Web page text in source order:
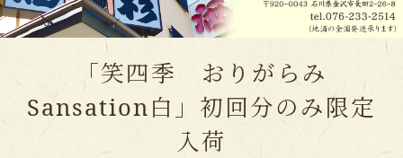
商品紹介
結納・たもと酒・お祝
店舗概要・アクセス「笑四季 おりがらみ
Sansation白」初回分のみ限定
入荷